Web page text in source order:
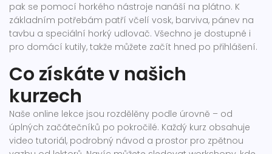
pak se pomocí horkého nástroje nanáší na plátno. K
základním potřebám patří včelí vosk, barviva, pánev na
tavbu a speciální horký udlovač. Všechno je dostupné i
pro domácí kutily, takže můžete začít hned po přihlášení.
Co získáte v našich
kurzech
Naše online lekce jsou rozdělěny podle úrovně – od
úplných začátečníků po pokročilé. Každý kurz obsahuje
video tutoriál, podrobný návod a prostor pro zpětnou